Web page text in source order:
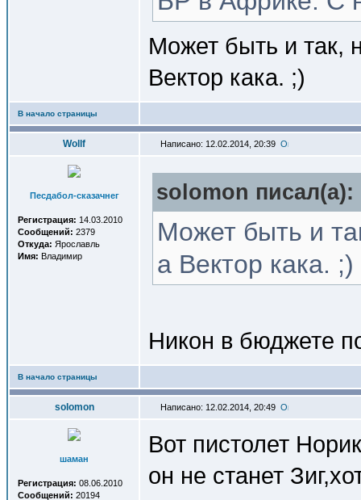
Может быть и так,
Вектор кака. ;)
В начало страницы
Wollf Написано: 12.02.2014, 20:39
Песдабол-сказачнег
Регистрация: 14.03.2010
Сообщений: 2379
Откуда: Ярославль
Имя: Владимир
solomon писал(a):
Может быть и
а Вектор кака. ;)
Никон в бюджете
В начало страницы
solomon Написано: 12.02.2014, 20:49
шаман
Регистрация: 08.06.2010
Сообщений: 20194
Вот пистолет
он не станет